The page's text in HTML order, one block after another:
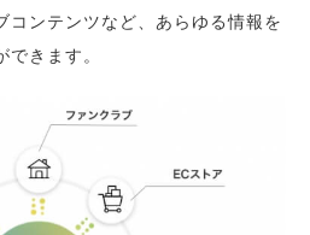
コンテンツなど、あらゆる情報を
きます。